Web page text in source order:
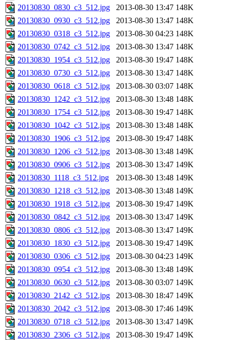
20130830_0830_c3_512.jpg
2013-08-30 13:47 148K
20130830_0930_c3_512.jpg
2013-08-30 13:47 148K
20130830_0318_c3_512.jpg
2013-08-30 04:23 148K
20130830_0742_c3_512.jpg
2013-08-30 13:47 148K
20130830_1954_c3_512.jpg
2013-08-30 19:47 148K
20130830_0730_c3_512.jpg
2013-08-30 13:47 148K
20130830_0618_c3_512.jpg
2013-08-30 03:07 148K
20130830_1242_c3_512.jpg
2013-08-30 13:48 148K
20130830_1754_c3_512.jpg
2013-08-30 19:47 148K
20130830_1042_c3_512.jpg
2013-08-30 13:48 148K
20130830_1906_c3_512.jpg
2013-08-30 19:47 148K
20130830_1206_c3_512.jpg
2013-08-30 13:48 149K
20130830_0906_c3_512.jpg
2013-08-30 13:47 149K
20130830_1118_c3_512.jpg
2013-08-30 13:48 149K
20130830_1218_c3_512.jpg
2013-08-30 13:48 149K
20130830_1918_c3_512.jpg
2013-08-30 19:47 149K
20130830_0842_c3_512.jpg
2013-08-30 13:47 149K
20130830_0806_c3_512.jpg
2013-08-30 13:47 149K
20130830_1830_c3_512.jpg
2013-08-30 19:47 149K
20130830_0306_c3_512.jpg
2013-08-30 04:23 149K
20130830_0954_c3_512.jpg
2013-08-30 13:48 149K
20130830_0630_c3_512.jpg
2013-08-30 03:07 149K
20130830_2142_c3_512.jpg
2013-08-30 18:47 149K
20130830_2042_c3_512.jpg
2013-08-30 17:46 149K
20130830_0718_c3_512.jpg
2013-08-30 13:47 149K
20130830_2306_c3_512.jpg
2013-08-30 19:47 149K